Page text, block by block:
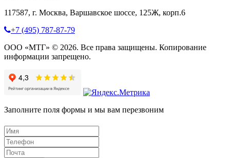
117587, г. Москва, Варшавское шоссе, 125Ж, корп.6
+7 (495) 787-87-79
ООО «МТГ» © 2026. Все права защищены. Копирование
информации запрещено.
Заполните поля формы и мы вам перезвоним